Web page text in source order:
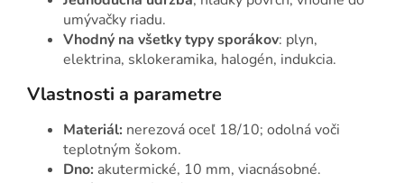
umývačky riadu.
Vhodný na všetky typy sporákov: plyn,
elektrina, sklokeramika, halogén, indukcia.
Vlastnosti a parametre
Materiál: nerezová oceľ 18/10; odolná voči
teplotným šokom.
Dno: akutermické, 10 mm, viacnásobné.